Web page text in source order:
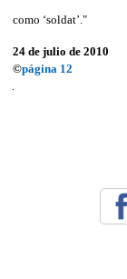
como ‘soldat’."
24 de julio de 2010
©página 12